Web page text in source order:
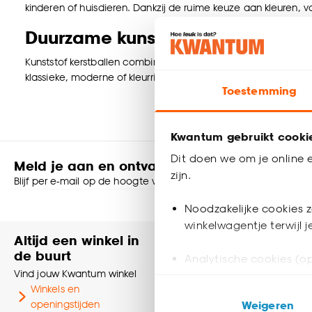
Toestemming
Kwantum gebruikt
Dit doen we om je online
zijn.
Noodzakelijke cookies
winkelwagentje terwijl
Analytische cookies
ook buiten deWeigeren
kinderen of huisdieren. Dankzij de ruime keuze aan kleuren,
Duurzame kunststof kerstballen
Kunststof kerstballen combineren een stijlvolle uitstraling
klassieke, moderne of kleurrijke kerstboom wilt versieren,
Meld je aan en ontvang € 5,- korting op je
Blijf per e-mail op de hoogte van leuke aanbiedingen, inspiratie
Shop online of in onze
Altijd een winkel in
de buurt
Vind jouw Kwantum winkel
Winkels en
openingstijden
Neem